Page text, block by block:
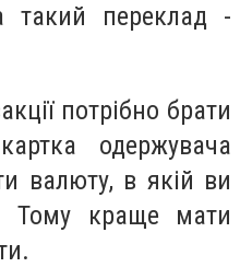
такий переклад -
потрібно брати
одержувача
валюту, в якій ви
Тому краще мати